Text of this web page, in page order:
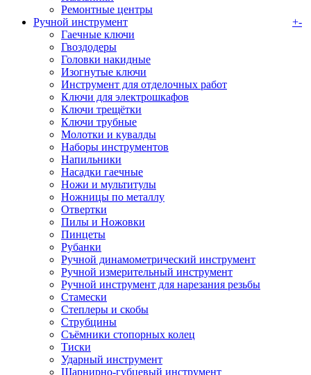
Ремонтные центры
Ручной инструмент
+-
Гаечные ключи
Гвоздодеры
Головки накидные
Изогнутые ключи
Инструмент для отделочных работ
Ключи для электрошкафов
Ключи трещётки
Ключи трубные
Молотки и кувалды
Наборы инструментов
Напильники
Насадки гаечные
Ножи и мультитулы
Ножницы по металлу
Отвертки
Пилы и Ножовки
Пинцеты
Рубанки
Ручной динамометрический инструмент
Ручной измерительный инструмент
Ручной инструмент для нарезания резьбы
Стамески
Степлеры и скобы
Струбцины
Съёмники стопорных колец
Тиски
Ударный инструмент
Шарнирно-губцевый инструмент